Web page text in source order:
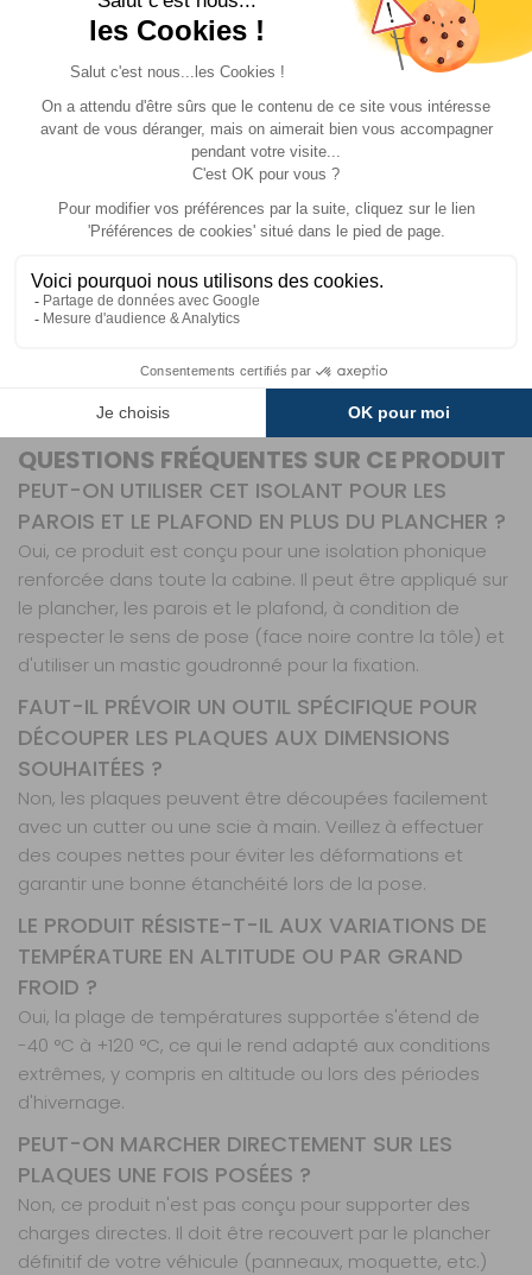
espace de vie nomade.
DES PROPRIÉTÉS TECHNIQUES ADAPTÉES AUX
BESOINS DES VOYAGEURS
L’Isomousse est conçu pour répondre aux exigences
spécifiques des véhicules de loisirs. Sa bonne tenue à
l’humidité et aux hydrocarbures en fait un matériau
durable, même dans des conditions d’utilisation
intensives. Que vous partiez pour un week-end ou un
tour du monde, cet isolant phonique vous accompagne
sans altérer ses performances. Son format pratique et
sa facilité de pose en font une solution accessible,
même pour les bricoleurs occasionnels qui souhaitent
améliorer le confort de leur camping-car sans recourir à
des installations complexes..
QUESTIONS FRÉQUENTES SUR CE PRODUIT
PEUT-ON UTILISER CET ISOLANT POUR LES
PAROIS ET LE PLAFOND EN PLUS DU PLANCHER ?
Oui, ce produit est conçu pour une isolation phonique
renforcée dans toute la cabine. Il peut être appliqué sur
le plancher, les parois et le plafond, à condition de
respecter le sens de pose (face noire contre la tôle) et
d'utiliser un mastic goudronné pour la fixation.
FAUT-IL PRÉVOIR UN OUTIL SPÉCIFIQUE POUR
DÉCOUPER LES PLAQUES AUX DIMENSIONS
SOUHAITÉES ?
Non, les plaques peuvent être découpées facilement
avec un cutter ou une scie à main. Veillez à effectuer
des coupes nettes pour éviter les déformations et
garantir une bonne étanchéité lors de la pose.
LE PRODUIT RÉSISTE-T-IL AUX VARIATIONS DE
TEMPÉRATURE EN ALTITUDE OU PAR GRAND
FROID ?
Oui, la plage de températures supportée s'étend de
-40 °C à +120 °C, ce qui le rend adapté aux conditions
extrêmes, y compris en altitude ou lors des périodes
d'hivernage.
PEUT-ON MARCHER DIRECTEMENT SUR LES
PLAQUES UNE FOIS POSÉES ?
Non, ce produit n'est pas conçu pour supporter des
charges directes. Il doit être recouvert par le plancher
définitif de votre véhicule (panneaux, moquette, etc.)